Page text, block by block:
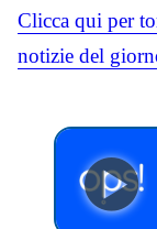
Clicca qui per
notizie del